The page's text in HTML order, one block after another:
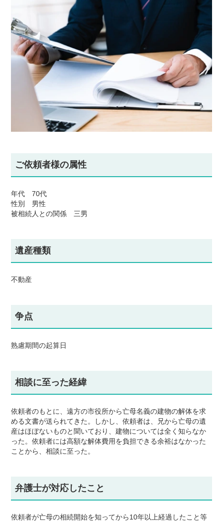
ご依頼者様の属性
年代 70代
性別 男性
被相続人との関係 三男
遺産種類
不動産
争点
熟慮期間の起算日
相談に至った経緯
依頼者のもとに、遠方の市役所から亡母名義の建物の解体を求
める文書が送られてきた。しかし、依頼者は、兄から亡母の遺
産はほぼないものと聞いており、建物については全く知らなか
った。依頼者には高額な解体費用を負担できる余裕はなかった
ことから、相談に至った。
弁護士が対応したこと
依頼者が亡母の相続開始を知ってから10年以上経過したこと等